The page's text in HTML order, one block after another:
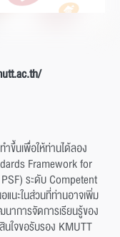
ขึ้นเพื่อให้ท่านได้ลอง
Framework for
ระดับ Competent
แนะในส่วนที่ท่านอาจเพิ่ม
าการจัดการเรียนรู้ของ
นใจขอรับรอง KMUTT